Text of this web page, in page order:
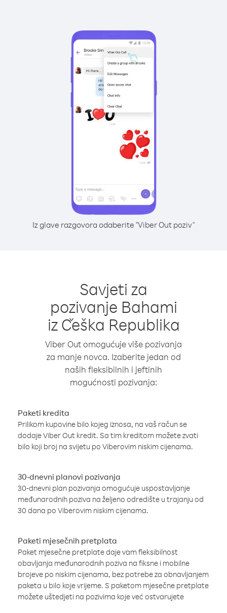
Iz glave razgovora odaberite "Viber Out poziv"
Savjeti za
pozivanje Bahami
iz Češka Republika
Viber Out omogućuje više pozivanja
za manje novca. Izaberite jedan od
naših fleksibilnih i jeftinih
mogućnosti pozivanja:
Paketi kredita
Prilikom kupovine bilo kojeg iznosa, na vaš račun se
dodaje Viber Out kredit. Sa tim kreditom možete zvati
bilo koji broj na svijetu po Viberovim niskim cijenama.
30-dnevni planovi pozivanja
30-dnevni plan pozivanja omogućuje uspostavljanje
međunarodnih poziva na željeno odredište u trajanju od
30 dana po Viberovim niskim cijenama.
Paketi mjesečnih pretplata
Paket mjesečne pretplate daje vam fleksibilnost
obavljanja međunarodnih poziva na fiksne i mobilne
brojeve po niskim cijenama, bez potrebe za obnavljanjem
paketa u bilo koje vrijeme. S paketom mjesečne pretplate
možete uštedjeti na pozivima koje već ostvarujete